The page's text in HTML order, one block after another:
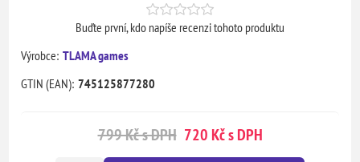
Buďte první, kdo napíše recenzi tohoto produktu
Výrobce: TLAMA games
GTIN (EAN): 745125877280
799 Kč s DPH 720 Kč s DPH